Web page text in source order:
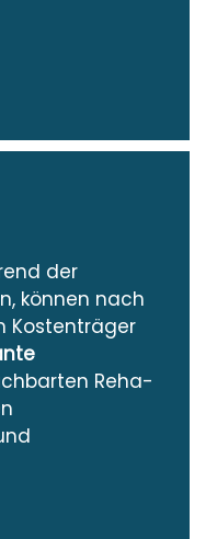
der
können nach
Kostenträger
Reha-